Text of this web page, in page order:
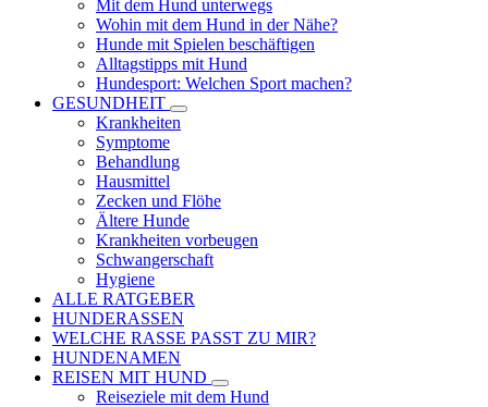
Mit dem Hund unterwegs
Wohin mit dem Hund in der Nähe?
Hunde mit Spielen beschäftigen
Alltagstipps mit Hund
Hundesport: Welchen Sport machen?
GESUNDHEIT
Krankheiten
Symptome
Behandlung
Hausmittel
Zecken und Flöhe
Ältere Hunde
Krankheiten vorbeugen
Schwangerschaft
Hygiene
ALLE RATGEBER
HUNDERASSEN
WELCHE RASSE PASST ZU MIR?
HUNDENAMEN
REISEN MIT HUND
Reiseziele mit dem Hund